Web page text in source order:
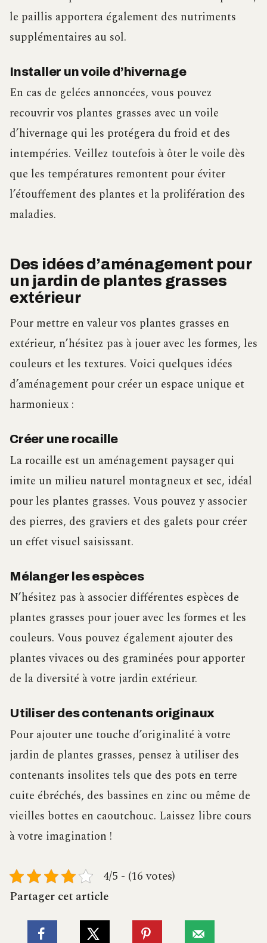
le paillis apportera également des nutriments
supplémentaires au sol.
Installer un voile d’hivernage
En cas de gelées annoncées, vous pouvez
recouvrir vos plantes grasses avec un voile
d’hivernage qui les protégera du froid et des
intempéries. Veillez toutefois à ôter le voile dès
que les températures remontent pour éviter
l’étouffement des plantes et la prolifération des
maladies.
Des idées d’aménagement pour
un jardin de plantes grasses
extérieur
Pour mettre en valeur vos plantes grasses en
extérieur, n’hésitez pas à jouer avec les formes, les
couleurs et les textures. Voici quelques idées
d’aménagement pour créer un espace unique et
harmonieux :
Créer une rocaille
La rocaille est un aménagement paysager qui
imite un milieu naturel montagneux et sec, idéal
pour les plantes grasses. Vous pouvez y associer
des pierres, des graviers et des galets pour créer
un effet visuel saisissant.
Mélanger les espèces
N’hésitez pas à associer différentes espèces de
plantes grasses pour jouer avec les formes et les
couleurs. Vous pouvez également ajouter des
plantes vivaces ou des graminées pour apporter
de la diversité à votre jardin extérieur.
Utiliser des contenants originaux
Pour ajouter une touche d’originalité à votre
jardin de plantes grasses, pensez à utiliser des
contenants insolites tels que des pots en terre
cuite ébréchés, des bassines en zinc ou même de
vieilles bottes en caoutchouc. Laissez libre cours
à votre imagination !
4/5 - (16 votes)
Partager cet article